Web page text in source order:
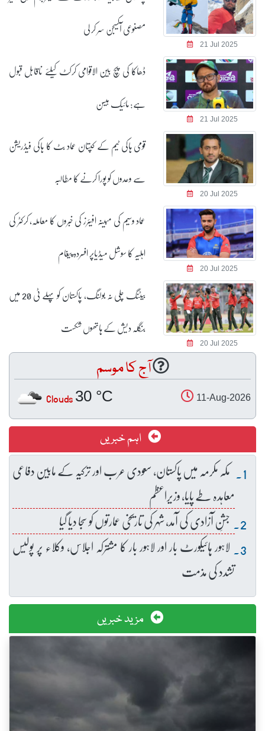
21 Jul 2025
مصنوعی آکسیجن سر کر لی
21 Jul 2025
ڈھاکا کی پچ بین الاقوامی کرکٹ کیلئے ناقابل قبول
ہے: مائیک ہیسن
20 Jul 2025
قومی ہاکی ٹیم کے کپتان عماد بٹ کا ہاکی فیڈریشن
سے وعدوں کو پورا کرنے کا مطالبہ
20 Jul 2025
عماد وسیم کی مبینہ افیئرز کی خبروں کا معاملہ، کرکٹر کی
اہلیہ کا سوشل میڈیاپر افسردہ پیغام
20 Jul 2025
بیٹنگ چلی نہ بولنگ، پاکستان کو پہلے ٹی 20 میں
بنگلہ دیش کے ہاتھوں شکست
آج کا موسم
11-Aug-2026
30 °C
Clouds
اہم خبریں
مکہ مکرمہ میں پاکستان، سعودی عرب اور ترکیہ کے مابین دفاعی
معاہدہ طے پایا، وزیراعظم
جشنِ آزادی کی آمد، شہر کی تاریخی عمارتوں کو سجا دیا گیا
لاہور ہائیکورٹ بار اور لاہور بار کا مشترکہ اجلاس، وکلاء پر پولیس
تشدد کی مذمت
مزید خبریں